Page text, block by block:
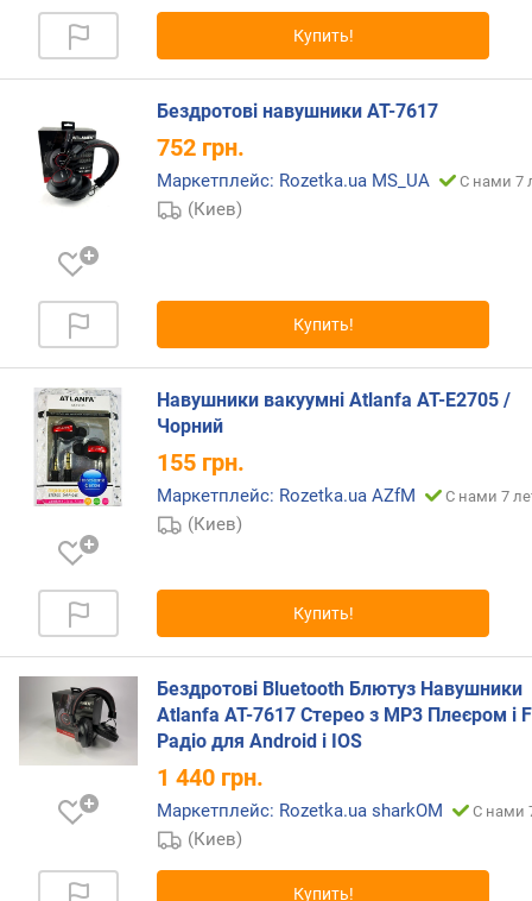
ы
о
о
т
з
а
п
о
д
а
т
е
д
б
в
е
и
я
п
к
л
Купить!
Бездротові навушники AT-7617
752 грн.
Маркетплейс: Rozetka.ua MS_UA С нами 7
(Киев)
Купить!
Навушники вакуумні Atlanfa AT-E2705 /
Чорний
155 грн.
Маркетплейс: Rozetka.ua AZfM С нами 7
(Киев)
Купить!
Бездротові Bluetooth Блютуз Навушники
Atlanfa AT-7617 Стерео з MP3 Плеєром і
Радіо для Android і IOS
1 440 грн.
Маркетплейс: Rozetka.ua sharkOM С нами
(Киев)
Купить!